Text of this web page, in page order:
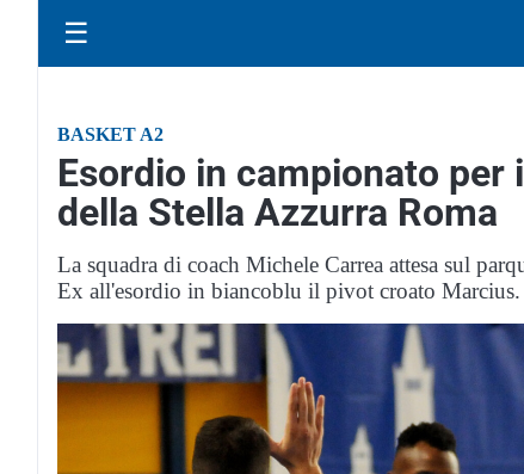
☰
BASKET A2
Esordio in campionato
della Stella Azzurra Roma
La squadra di coach Michele Carrea attesa sul
Ex all'esordio in biancoblu il pivot croato Marcius.